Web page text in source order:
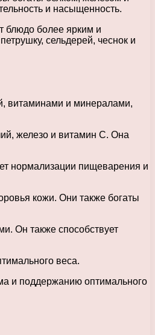
и насыщенность.
блюдо более ярким и
сельдерей, чеснок и
витаминами и минералами,
железо и витамин C. Она
нормализации пищеварения и
кожи. Они также богаты
Он также способствует
веса.
и поддержанию оптимального